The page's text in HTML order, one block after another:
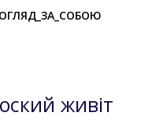
живіт